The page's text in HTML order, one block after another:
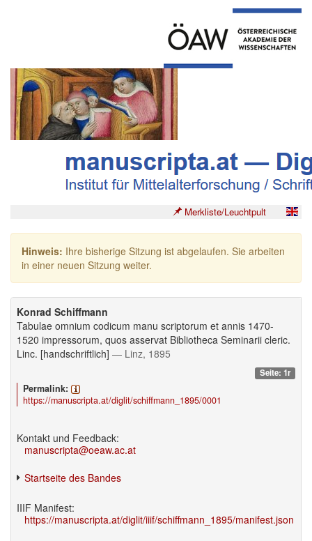
Merkliste/Leuchtpult
Hinweis: Ihre bisherige Sitzung ist abgelaufen. Sie arbeiten
in einer neuen Sitzung weiter.
Konrad Schiffmann
Tabulae omnium codicum manu scriptorum et annis 1470-
1520 impressorum, quos asservat Bibliotheca Seminarii cleric.
Linc. [handschriftlich] — Linz, 1895
Seite: 1r
Permalink:
https://manuscripta.at/diglit/schiffmann_1895/0001
Kontakt und Feedback:
manuscripta@oeaw.ac.at
Startseite des Bandes
IIIF Manifest:
https://manuscripta.at/diglit/iiif/schiffmann_1895/manifest.json